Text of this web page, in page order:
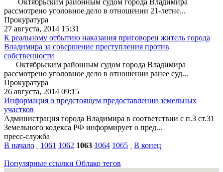
рассмотрено уголовное дело в отношении 21-летне...
Прокуратура
27 августа, 2014 15:31
К реальному отбытию наказания приговорен житель города
Владимира за совершение преступления против
собственности
Октябрьским районным судом города Владимира
рассмотрено уголовное дело в отношении ранее суд...
Прокуратура
26 августа, 2014 09:15
Информация о предстоящем предоставлении земельных
участков
Администрация города Владимира в соответствии с п.3 ст.31
Земельного кодекса РФ информирует о пред...
пресс-служба
В начало
1061 1062 1063 1064 1065 В конец
Популярные ссылки Облако тегов